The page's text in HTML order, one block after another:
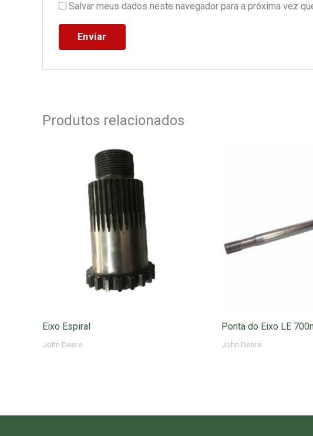
Salvar meus dados neste navegador para a próxima vez
Produtos relacionados
Eixo Espiral
John Deere
Ponta do Eixo LE
John Deere